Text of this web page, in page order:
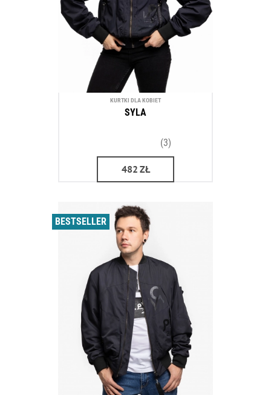
KURTKI DLA KOBIET
SYLA
(3)
482 ZŁ
BESTSELLER